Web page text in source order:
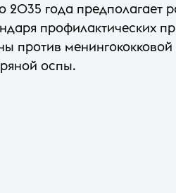
2035 года предполагает
профилактических
против
оспы.